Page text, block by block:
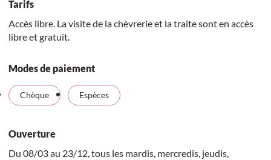
Tarifs
Accès libre. La visite de la chèvrerie et la traite sont en accès
libre et gratuit.
Modes de paiement
Chèque Espèces
Ouverture
Du 08/03 au 23/12, tous les mardis, mercredis, jeudis,